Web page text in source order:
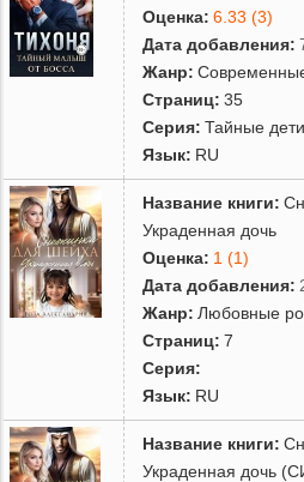
Оценка: 6.33 (3)
Дата добавления:
Жанр:
Страниц: 35
Серия: Тайные
Язык: RU
Название книги:
Украденная дочь
Оценка: 1 (1)
Дата добавления:
Жанр: Любовные
Страниц: 7
Серия:
Язык: RU
Название книги:
Украденная дочь